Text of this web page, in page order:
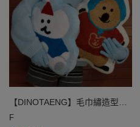
【DINOTAENG】毛巾繡造型絨
毛抱枕
F